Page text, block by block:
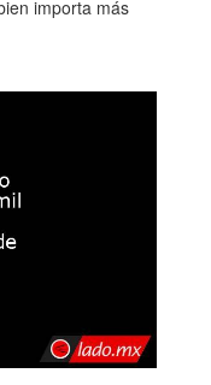
importa más